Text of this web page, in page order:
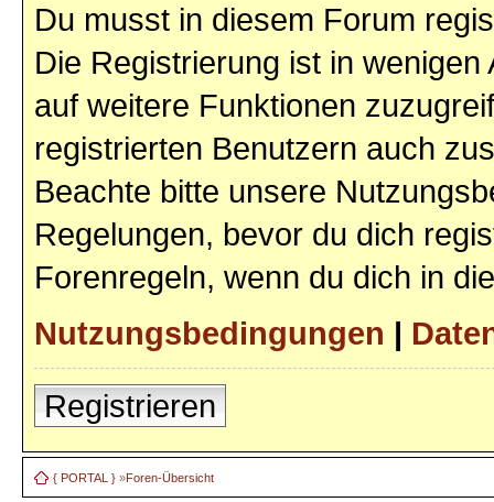
Du musst in diesem Forum
Die Registrierung ist in
auf weitere Funktionen
registrierten Benutzern auch
Beachte bitte unsere
Regelungen, bevor du dich
Forenregeln, wenn du dich in
Nutzungsbedingungen |
Registrieren
{ PORTAL } »Foren-Übersicht